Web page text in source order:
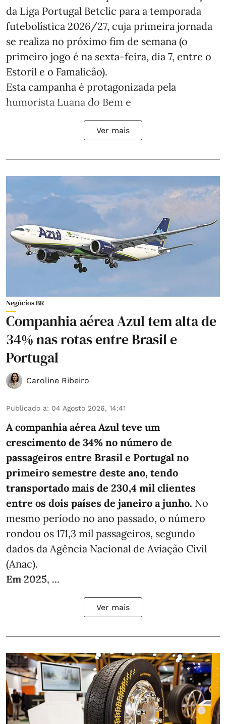
da Liga Portugal Betclic para a temporada
futebolística 2026/27, cuja primeira jornada
se realiza no próximo fim de semana (o
primeiro jogo é na sexta-feira, dia 7, entre o
Estoril e o Famalicão).
Esta campanha é protagonizada pela
humorista Luana do Bem e
Ver mais
Negócios BR
Companhia aérea Azul tem alta de
34% nas rotas entre Brasil e
Portugal
Caroline Ribeiro
Publicado a: 04 Agosto 2026, 14:41
A companhia aérea Azul teve um
crescimento de 34% no número de
passageiros entre Brasil e Portugal no
primeiro semestre deste ano, tendo
transportado mais de 230,4 mil clientes
entre os dois países de janeiro a junho. No
mesmo período no ano passado, o número
rondou os 171,3 mil passageiros, segundo
dados da Agência Nacional de Aviação Civil
(Anac).
Em 2025, ...
Ver mais